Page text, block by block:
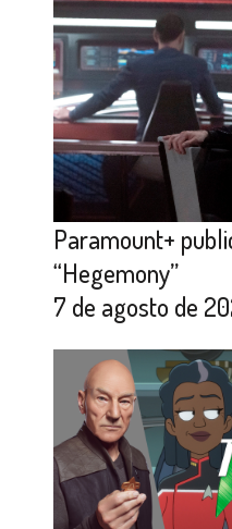
Paramount+
“Hegemony”
7 de agosto de